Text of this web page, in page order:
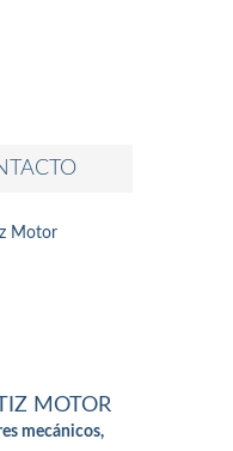
Motor
MOTOR
mecánicos,